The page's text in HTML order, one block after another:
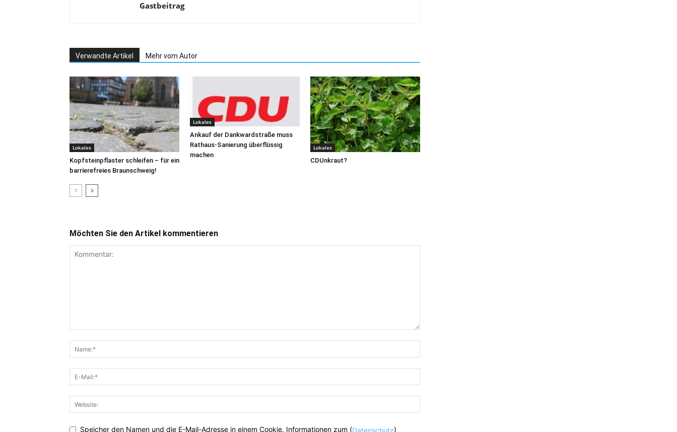
Gastbeitrag
Verwandte Artikel Mehr vom Autor
Lokales
Kopfsteinpflaster schleifen – für ein
barrierefreies Braunschweig!
Lokales
Ankauf der Dankwardstraße muss
Rathaus-Sanierung überflüssig
machen
Lokales
CDUnkraut?
Möchten Sie den Artikel kommentieren
Speicher den Namen und die E-Mail-Adresse in einem Cookie. Informationen zum (Datenschutz)